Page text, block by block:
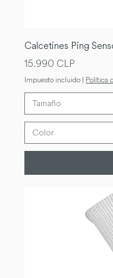
Calcetines Ping
Precio
15.990 CLP
Impuesto incluido | Política
Tamaño
Color